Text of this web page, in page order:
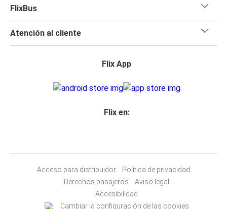
FlixBus
Atención al cliente
Flix App
Flix en:
Acceso para distribuidor
Política de privacidad
Derechos pasajeros
Aviso legal
Accesibilidad
Cambiar la configuración de las cookies